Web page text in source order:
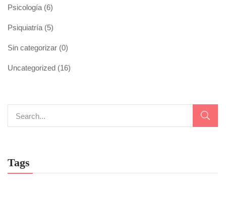
Psicología (6)
Psiquiatría (5)
Sin categorizar (0)
Uncategorized (16)
Tags